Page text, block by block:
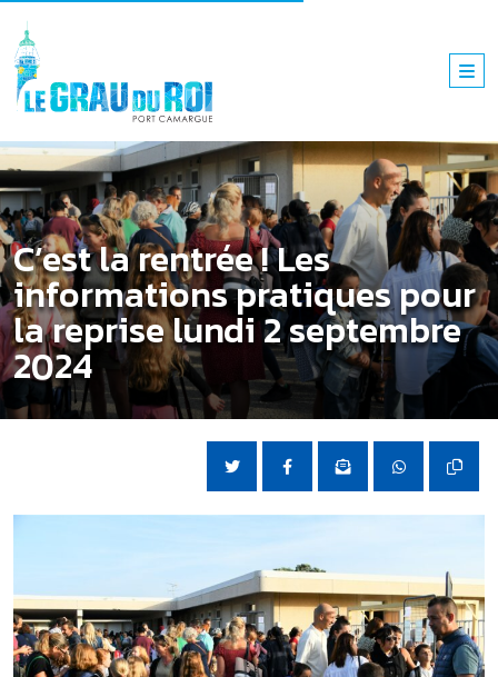
C’est la rentrée ! Les
informations pratiques pour
la reprise lundi 2 septembre
2024